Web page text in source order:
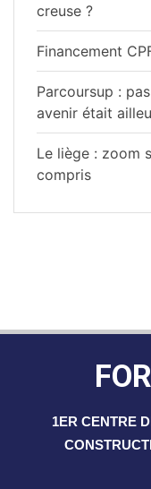
creuse ?
Financement
Parcoursup :
avenir était
Le liège : zoom
compris
1ER CENTRE